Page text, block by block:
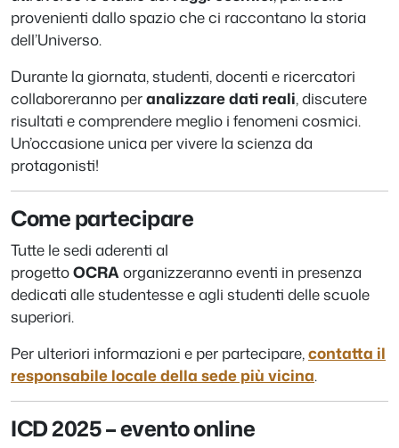
provenienti dallo spazio che ci raccontano la storia
dell’Universo.
Durante la giornata, studenti, docenti e ricercatori
collaboreranno peranalizzare dati reali, discutere
risultati e comprendere meglio i fenomeni cosmici.
Un’occasione unica per vivere la scienza da
protagonisti!
Come partecipare
Tutte le sedi aderenti al
progettoOCRAorganizzeranno eventi in presenza
dedicati alle studentesse e agli studenti delle scuole
superiori.
Per ulteriori informazioni e per partecipare,contatta il
responsabile locale della sede più vicina.
ICD 2025 – evento online